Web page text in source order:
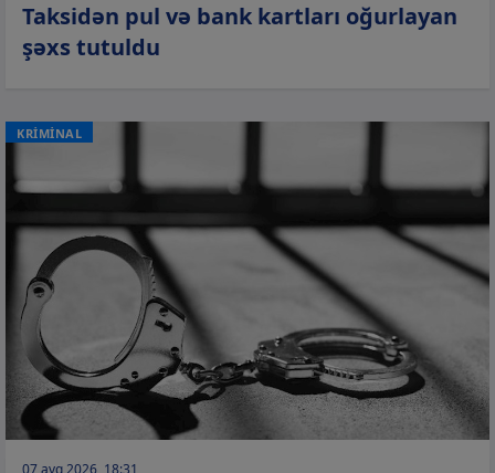
Taksidən pul və bank kartları oğurlayan
şəxs tutuldu
KRİMİNAL
07 avq 2026, 18:31